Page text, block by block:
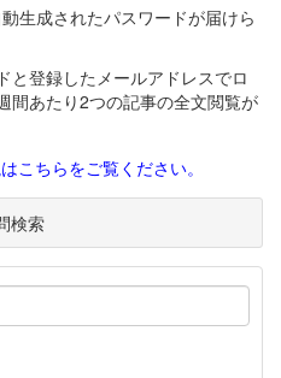
生成されたパスワードが届けら
と登録したメールアドレスでロ
間あたり2つの記事の全文閲覧が
こちらをご覧ください。
検索